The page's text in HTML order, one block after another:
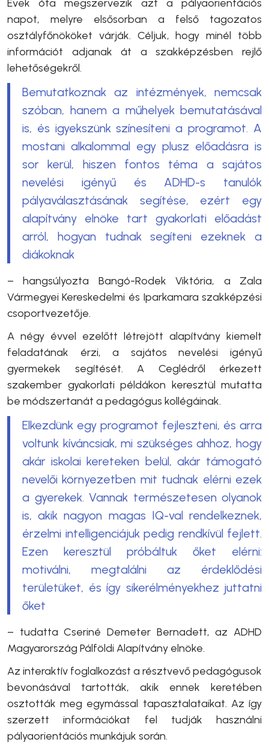
Évek óta megszervezik azt a pályaorientációs
napot, melyre elsősorban a felső tagozatos
osztályfőnököket várják. Céljuk, hogy minél több
információt adjanak át a szakképzésben rejlő
lehetőségekről.
Bemutatkoznak az intézmények, nemcsak
szóban, hanem a műhelyek bemutatásával
is, és igyekszünk színesíteni a programot. A
mostani alkalommal egy plusz előadásra is
sor kerül, hiszen fontos téma a sajátos
nevelési igényű és ADHD-s tanulók
pályaválasztásának segítése, ezért egy
alapítvány elnöke tart gyakorlati előadást
arról, hogyan tudnak segíteni ezeknek a
diákoknak
– hangsúlyozta Bangó-Rodek Viktória, a Zala
Vármegyei Kereskedelmi és Iparkamara szakképzési
csoportvezetője.
A négy évvel ezelőtt létrejött alapítvány kiemelt
feladatának érzi, a sajátos nevelési igényű
gyermekek segítését. A Ceglédről érkezett
szakember gyakorlati példákon keresztül mutatta
be módszertanát a pedagógus kollégáinak.
Elkezdünk egy programot fejleszteni, és arra
voltunk kíváncsiak, mi szükséges ahhoz, hogy
akár iskolai kereteken belül, akár támogató
nevelői környezetben mit tudnak elérni ezek
a gyerekek. Vannak természetesen olyanok
is, akik nagyon magas IQ-val rendelkeznek,
érzelmi intelligenciájuk pedig rendkívül fejlett.
Ezen keresztül próbáltuk őket elérni:
motiválni, megtalálni az érdeklődési
területüket, és így sikerélményekhez juttatni
őket
– tudattaCseriné Demeter Bernadett, az ADHD
Magyarország Pálföldi Alapítvány elnöke.
Az interaktív foglalkozást a résztvevő pedagógusok
bevonásával tartották, akik ennek keretében
osztották meg egymással tapasztalataikat. Az így
szerzett információkat fel tudják használni
pályaorientációs munkájuk során.